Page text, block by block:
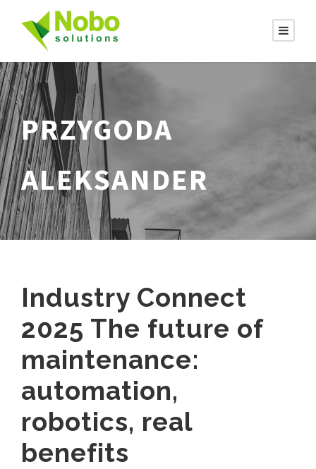
PRZYGODA
ALEKSANDER
Industry Connect
2025 The future of
maintenance:
automation,
robotics, real
benefits